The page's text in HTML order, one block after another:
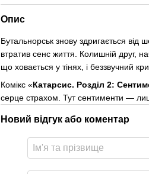
Опис
Бутальнорськ знову здригається
втратив сенс життя. Колишній друг,
що ховається у тінях, і беззвучний
Комікс «Катарсис. Розділ 2:
серце страхом. Тут сентименти —
Новий відгук або коментар